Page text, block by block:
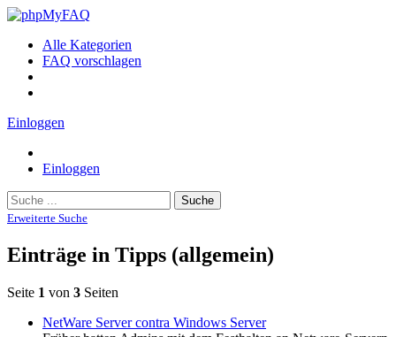
Alle Kategorien
FAQ vorschlagen
Einloggen
Einloggen
Suche
Erweiterte Suche
Einträge in Tipps (allgemein)
Seite 1 von 3 Seiten
NetWare Server contra Windows Server